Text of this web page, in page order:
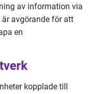
av information via
avgörande för att
en
kopplade till